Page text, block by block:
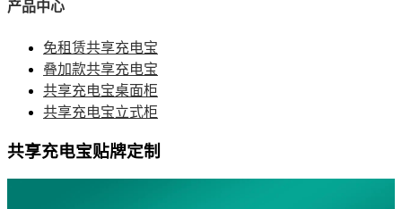
产品中心
免租赁共享充电宝
叠加款共享充电宝
共享充电宝桌面柜
共享充电宝立式柜
共享充电宝贴牌定制